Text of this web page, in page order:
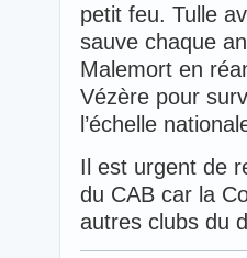
petit feu. Tulle
sauve chaque
Malemort en
Vézère pour
l’échelle
Il est urgent de
du CAB car la
autres clubs du